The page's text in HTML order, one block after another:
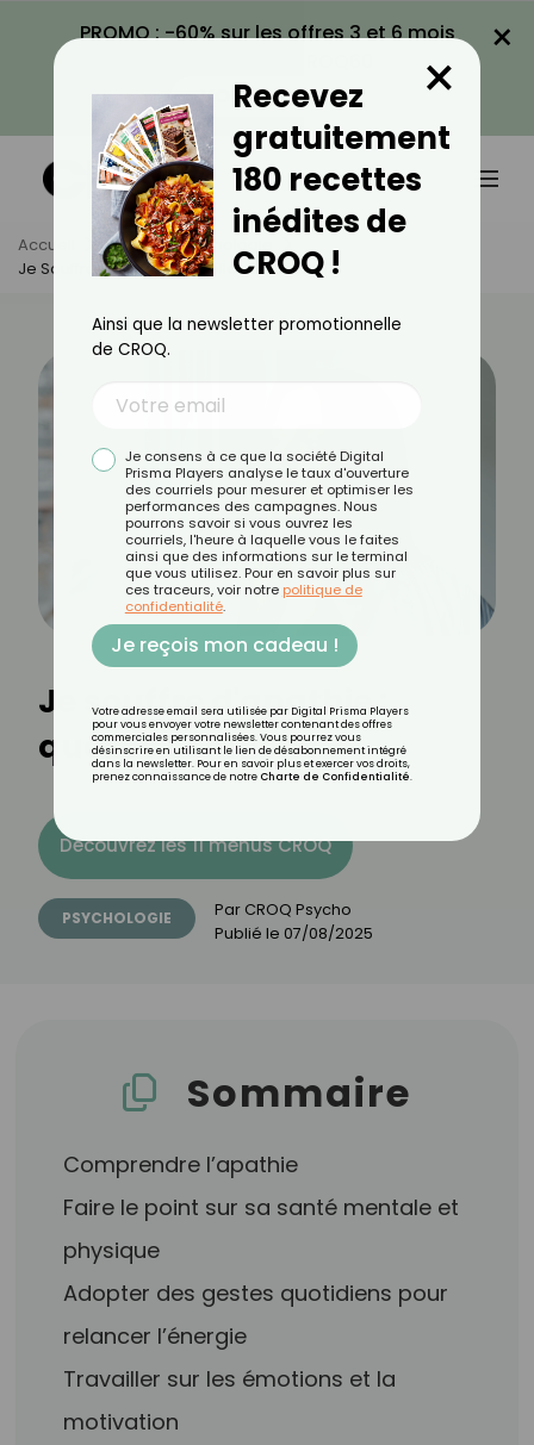
PROMO : -60% sur les offres 3 et 6 mois
VOIR LA PROMO
×
Accueil Actus
Psychologie
Je Souffre D'apathie : Quelles Solutions ?
Je souffre d'apathie :
quelles solutions ?
Découvrez les 11 menus CROQ
PSYCHOLOGIE Par CROQ Psycho
Publié le 07/08/2025
Sommaire
Comprendre l’apathie
Faire le point sur sa santé mentale et
physique
Adopter des gestes quotidiens pour
relancer l’énergie
Travailler sur les émotions et la
motivation
Recevez
gratuitement
180 recettes
inédites de
CROQ !
×
Ainsi que la newsletter promotionnelle
de CROQ.
Je consens à ce que la société Digital
Prisma Players analyse le taux d'ouverture
des courriels pour mesurer et optimiser les
performances des campagnes. Nous
pourrons savoir si vous ouvrez les
courriels, l'heure à laquelle vous le faites
ainsi que des informations sur le terminal
que vous utilisez. Pour en savoir plus sur
ces traceurs, voir notre politique de
confidentialité.
Je reçois mon cadeau !
Votre adresse email sera utilisée par Digital Prisma Players
pour vous envoyer votre newsletter contenant des offres
commerciales personnalisées. Vous pourrez vous
désinscrire en utilisant le lien de désabonnement intégré
dans la newsletter. Pour en savoir plus et exercer vos droits,
prenez connaissance de notre Charte de Confidentialité.